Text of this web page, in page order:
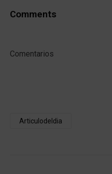
Comments
Comentarios
Articulodeldia